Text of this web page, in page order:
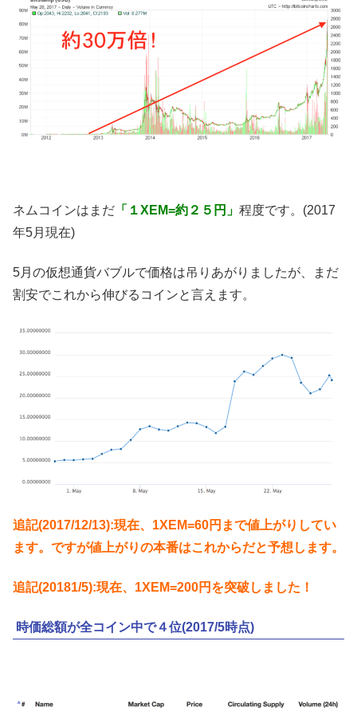
ネムコインはまだ 「１XEM=約２５円」 程度です。(2017
年5月現在)
5月の仮想通貨バブルで価格は吊りあがりましたが、まだ
割安でこれから伸びるコインと言えます。
追記(2017/12/13):現在、1XEM=60円まで値上がりしてい
ます。ですが値上がりの本番はこれからだと予想します。
追記(20181/5):現在、1XEM=200円を突破しました！
時価総額が全コイン中で４位(2017/5時点)